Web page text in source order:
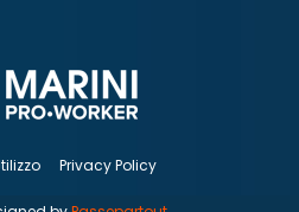
Privacy Policy